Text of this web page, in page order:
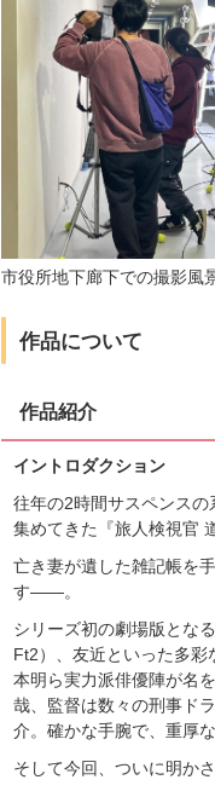
市役所地下廊下での撮影風
作品について
作品紹介
イントロダクション
往年の2時間サスペンス
集めてきた『旅人検視官
亡き妻が遺した雑記帳を
す――。
シリーズ初の劇場版とな
Ft2）、友近といった多
本明ら実力派俳優陣が名
哉、監督は数々の刑事ド
介。確かな手腕で、重厚
そして今回、ついに明か